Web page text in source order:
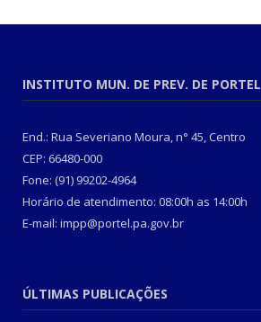
INSTITUTO MUN. DE PREV. DE PORTEL
End.: Rua Severiano Moura, n° 45, Centro
CEP: 66480-000
Fone: (91) 99202-4964
Horário de atendimento: 08:00h as 14:00h
E-mail: impp@portel.pa.gov.br
ÚLTIMAS PUBLICAÇÕES